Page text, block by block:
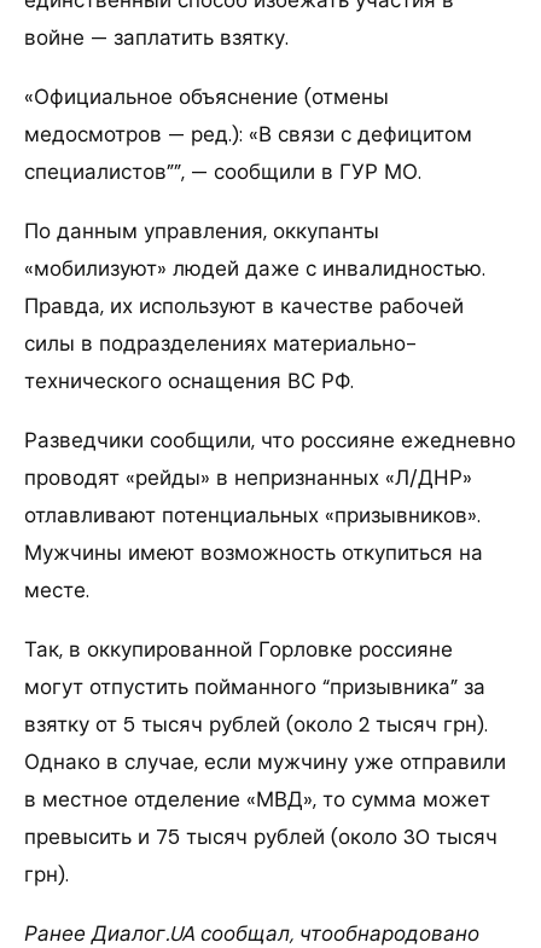
войне — заплатить взятку.
«Официальное объяснение (отмены
медосмотров — ред.): «В связи с дефицитом
специалистов””, — сообщили в ГУР МО.
По данным управления, оккупанты
«мобилизуют» людей даже с инвалидностью.
Правда, их используют в качестве рабочей
силы в подразделениях материально-
технического оснащения ВС РФ.
Разведчики сообщили, что россияне ежедневно
проводят «рейды» в непризнанных «Л/ДНР»
отлавливают потенциальных «призывников».
Мужчины имеют возможность откупиться на
месте.
Так, в оккупированной Горловке россияне
могут отпустить пойманного “призывника” за
взятку от 5 тысяч рублей (около 2 тысяч грн).
Однако в случае, если мужчину уже отправили
в местное отделение «МВД», то сумма может
превысить и 75 тысяч рублей (около 30 тысяч
грн).
Ранее Диалог.UA сообщал, чтообнародовано